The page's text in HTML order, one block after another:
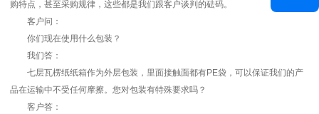
购特点，甚至采购规律，这些都是我们跟客户谈判的砝码。
客户问：
你们现在使用什么包装？
我们答：
七层瓦楞纸纸箱作为外层包装，里面接触面都有PE袋，可以保证我们的产
品在运输中不受任何摩擦。您对包装有特殊要求吗？
客户答：